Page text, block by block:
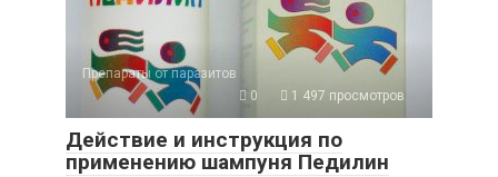
Препараты от паразитов
0
1 497 просмотров
Действие и инструкция по
применению шампуня Педилин